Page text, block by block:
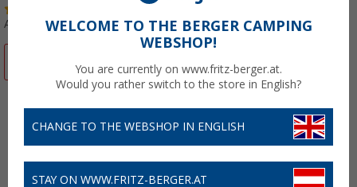
Art.-Nr.: 226640WELCOME TO THE BERGER CAMPING
WEBSHOP!
You are currently on www.fritz-berger.at.
Would you rather switch to the store in English?
CHANGE TO THE WEBSHOP IN ENGLISH
STAY ON WWW.FRITZ-BERGER.AT